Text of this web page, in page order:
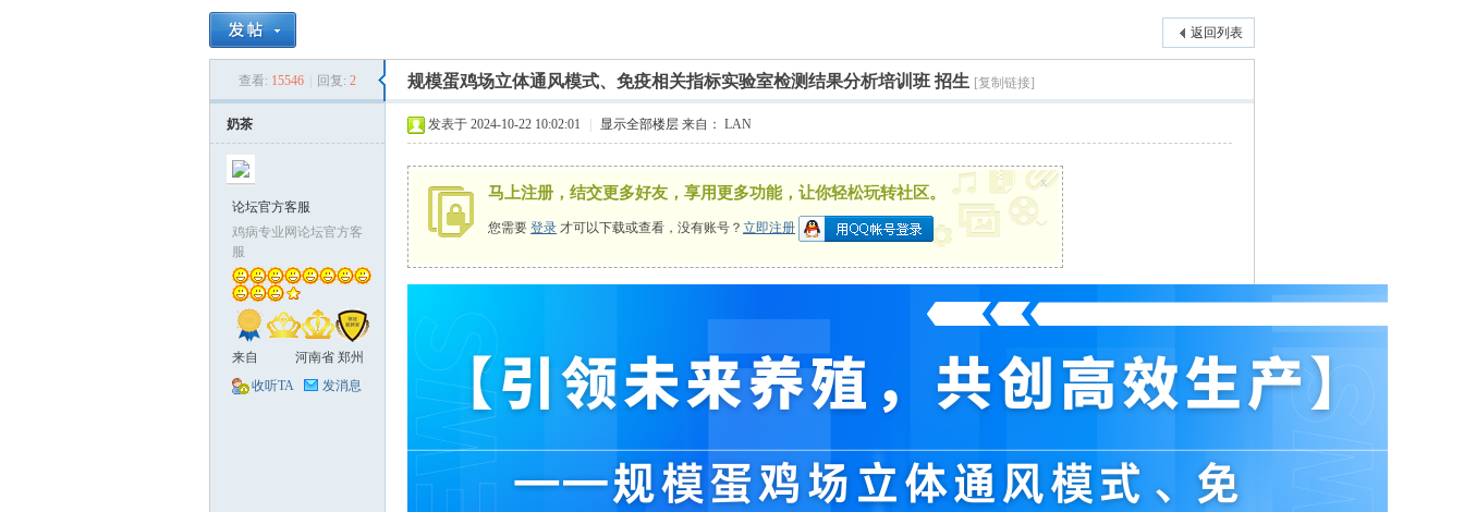
返回列表
查看: 15546 回复: 2 规模蛋鸡场立体通风模式、免疫相关指标实验室检测结果分析培训班 招生 [复制链接]
奶茶
论坛官方客服
鸡病专业网论坛官方客
服
来自
河南省 郑州
市
收听TA 发消息
发表于 2024-10-22 10:02:01 显示全部楼层 来自： LAN
马上注册，结交更多好友，享用更多功能，让你轻松玩转社区。
您需要 登录 才可以下载或查看，没有账号？ 立即注册
x